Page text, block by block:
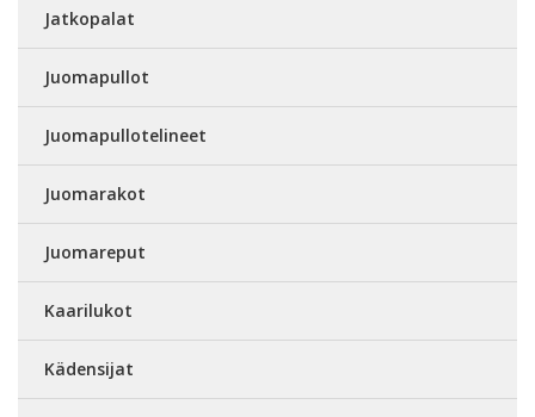
Jatkopalat
Juomapullot
Juomapullotelineet
Juomarakot
Juomareput
Kaarilukot
Kädensijat